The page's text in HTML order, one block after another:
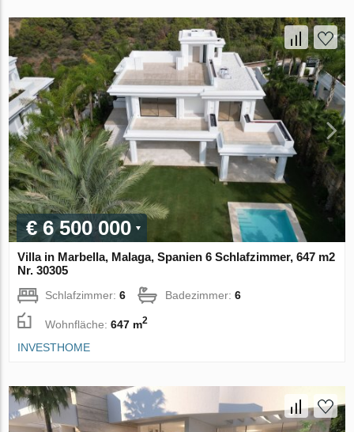
€ 6 500 000
Villa in Marbella, Malaga, Spanien 6 Schlafzimmer, 647 m2
Nr. 30305
Schlafzimmer:6 Badezimmer:6
Wohnfläche:647 m2
INVESTHOME